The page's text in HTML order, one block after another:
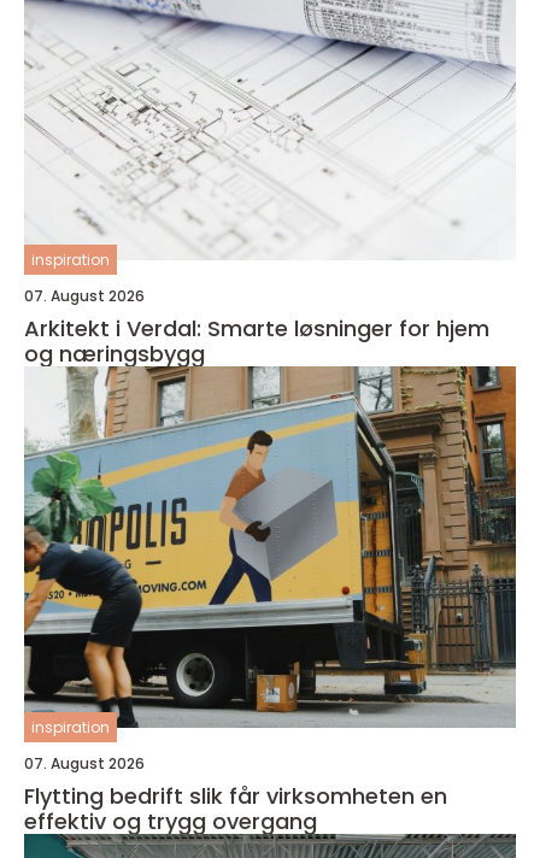
inspiration
07. August 2026
Arkitekt i Verdal: Smarte løsninger for hjem
og næringsbygg
inspiration
07. August 2026
Flytting bedrift slik får virksomheten en
effektiv og trygg overgang